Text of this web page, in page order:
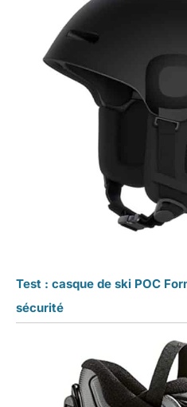
Test : casque de ski POC
sécurité